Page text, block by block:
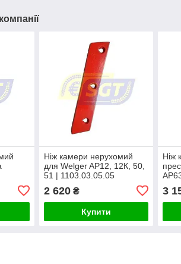
Ніж камери нерухомий
для Welger AP12, 12К, 50,
51 | 1103.03.05.05
2 620₴
Купити
Ніж
3